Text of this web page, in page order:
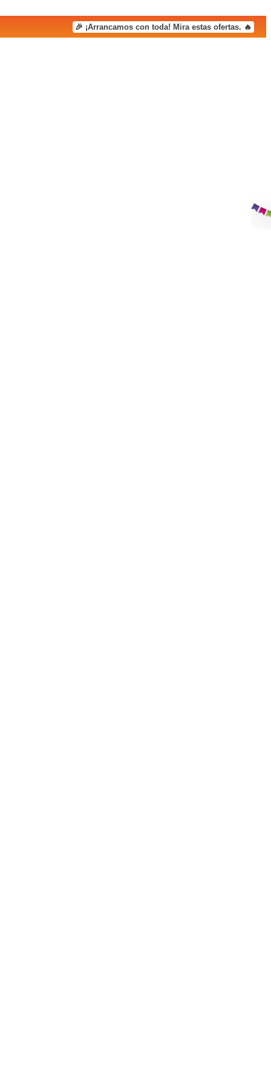
🎉 ¡Arrancamos con toda! Mira estas ofertas. 🔥